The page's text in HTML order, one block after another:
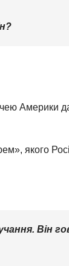
Америки
якого
Він